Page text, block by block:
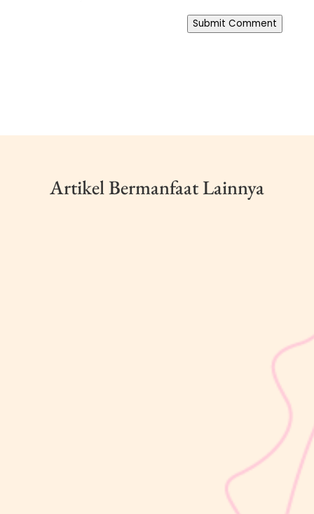
Submit Comment
Artikel Bermanfaat Lainnya
dalam masa 1000 Hari Pertama Kehidupan (HPK). Pada tahap ini,